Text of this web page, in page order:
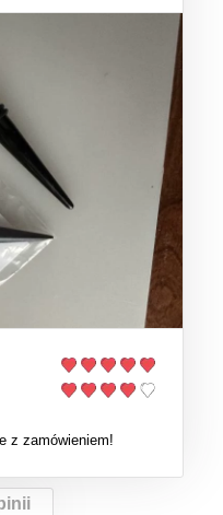
z zamówieniem!